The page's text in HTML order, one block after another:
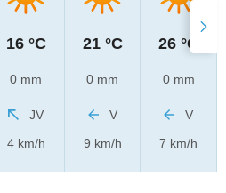
16 °C
0 mm
JV
4 km/h
21 °C
0 mm
V
9 km/h
26 °C
0 mm
V
7 km/h